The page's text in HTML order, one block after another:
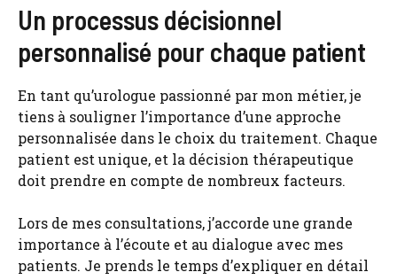
Un processus décisionnel
personnalisé pour chaque patient
En tant qu’urologue passionné par mon métier, je
tiens à souligner l’importance d’une approche
personnalisée dans le choix du traitement. Chaque
patient est unique, et la décision thérapeutique
doit prendre en compte de nombreux facteurs.
Lors de mes consultations, j’accorde une grande
importance à l’écoute et au dialogue avec mes
patients. Je prends le temps d’expliquer en détail